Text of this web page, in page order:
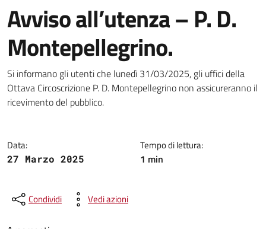
Avviso all’utenza – P. D.
Montepellegrino.
Dettagli della notizia
Si informano gli utenti che lunedì 31/03/2025, gli uffici della
Ottava Circoscrizione P. D. Montepellegrino non assicureranno il
ricevimento del pubblico.
Data:
27 Marzo 2025
Tempo di lettura:
1 min
Condividi Vedi azioni